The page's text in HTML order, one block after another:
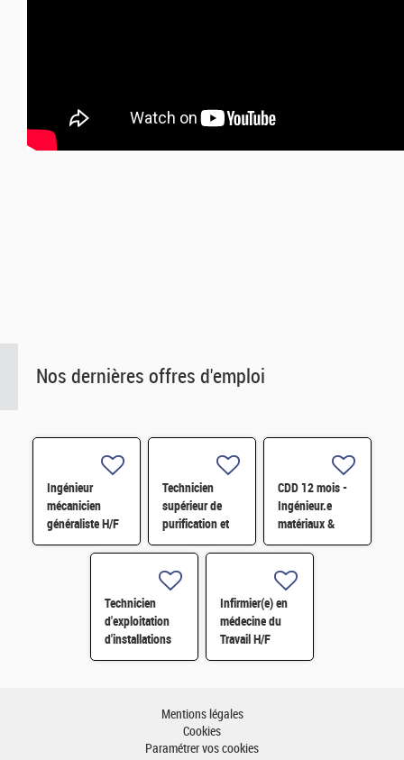
Nos dernières offres d'emploi
Ingénieur
mécanicien
généraliste H/F
Technicien
supérieur de
purification et
fabrication en
chaine blindée
H/F
CDD 12 mois -
Ingénieur.e
matériaux &
soudage H/F
Technicien
d'exploitation
d'installations
H/F
Infirmier(e) en
médecine du
Travail H/F
Mentions légales
Cookies
Paramétrer vos cookies